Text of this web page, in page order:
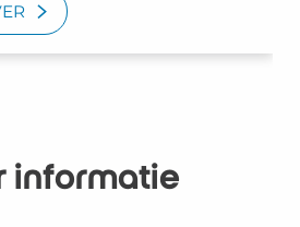
informatie